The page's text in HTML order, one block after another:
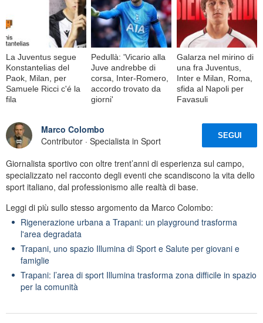
La Juventus segue
Konstantelias del
Paok, Milan, per
Samuele Ricci c'é la
fila
Pedullà: 'Vicario alla
Juve andrebbe di
corsa, Inter-Romero,
accordo trovato da
giorni'
Galarza nel mirino di
una fra Juventus,
Inter e Milan, Roma,
sfida al Napoli per
Favasuli
Marco Colombo
Contributor · Specialista in Sport
SEGUI
Giornalista sportivo con oltre trent’anni di esperienza sul campo,
specializzato nel racconto degli eventi che scandiscono la vita dello
sport italiano, dal professionismo alle realtà di base.
Leggi di più sullo stesso argomento da Marco Colombo:
Rigenerazione urbana a Trapani: un playground trasforma
l'area degradata
Trapani, uno spazio Illumina di Sport e Salute per giovani e
famiglie
Trapani: l’area di sport Illumina trasforma zona difficile in spazio
per la comunità